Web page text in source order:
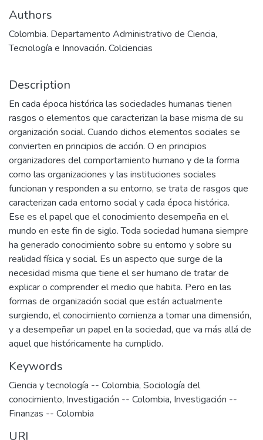
Authors
Colombia. Departamento Administrativo de Ciencia,
Tecnología e Innovación. Colciencias
Description
En cada época histórica las sociedades humanas tienen
rasgos o elementos que caracterizan la base misma de su
organización social. Cuando dichos elementos sociales se
convierten en principios de acción. O en principios
organizadores del comportamiento humano y de la forma
como las organizaciones y las instituciones sociales
funcionan y responden a su entorno, se trata de rasgos que
caracterizan cada entorno social y cada época histórica.
Ese es el papel que el conocimiento desempeña en el
mundo en este fin de siglo. Toda sociedad humana siempre
ha generado conocimiento sobre su entorno y sobre su
realidad física y social. Es un aspecto que surge de la
necesidad misma que tiene el ser humano de tratar de
explicar o comprender el medio que habita. Pero en las
formas de organización social que están actualmente
surgiendo, el conocimiento comienza a tomar una dimensión,
y a desempeñar un papel en la sociedad, que va más allá de
aquel que históricamente ha cumplido.
Keywords
Ciencia y tecnología -- Colombia, Sociología del
conocimiento, Investigación -- Colombia, Investigación --
Finanzas -- Colombia
URI